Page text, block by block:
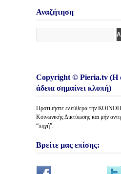
Άρθρων
Αναζήτηση
Copyright © Pieria.tv (Η
άδεια σημαίνει κλοπή)
Προτιμήστε ελεύθερα την
Κοινωνικής Δικτύωσης και μήν
“πηγή”.
Βρείτε μας επίσης: